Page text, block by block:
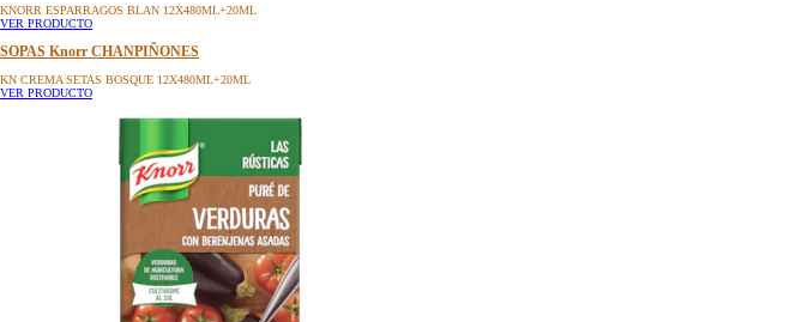
KNORR ESPARRAGOS BLAN 12X480ML+20ML
VER PRODUCTO
SOPAS Knorr CHANPIÑONES
KN CREMA SETAS BOSQUE 12X480ML+20ML
VER PRODUCTO